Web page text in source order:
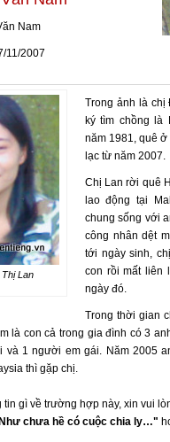
Nam
11/2007
Lan
Trong ảnh là chị
ký tìm chồng là
năm 1981, quê ở
lạc từ năm 2007.
Chị Lan rời quê
lao động tại
chung sống với
công nhân dệt
tới ngày sinh,
con rồi mất liên
ngày đó.
Trong thời gian
là con cả trong gia đình có 3
và 1 người em gái. Năm 2005
thì gặp chị.
tin gì về trường hợp này, xin vui
chưa hề có cuộc chia ly…"